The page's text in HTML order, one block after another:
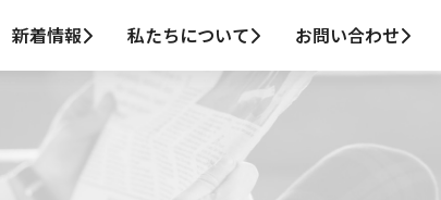
新着情報 私たちについて お問い合わせ